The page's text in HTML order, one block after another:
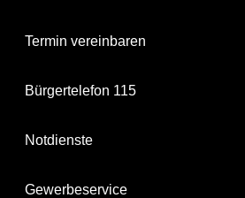
Termin vereinbaren
Bürgertelefon 115
Notdienste
Gewerbeservice